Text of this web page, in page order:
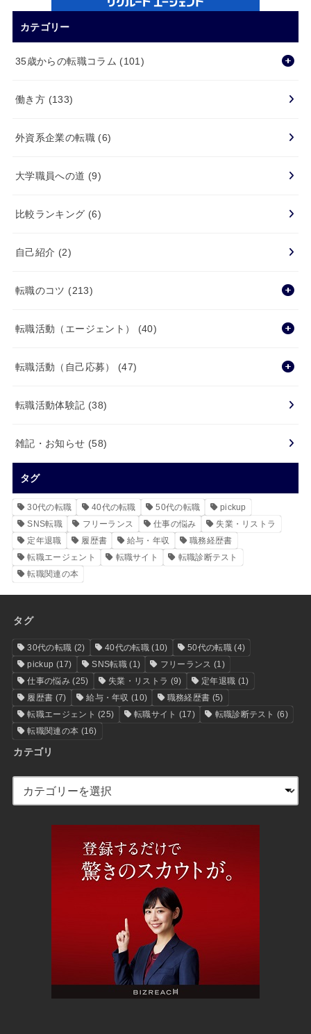
カテゴリー
35歳からの転職コラム (101)
働き方 (133)
外資系企業の転職 (6)
大学職員への道 (9)
比較ランキング (6)
自己紹介 (2)
転職のコツ (213)
転職活動（エージェント） (40)
転職活動（自己応募） (47)
転職活動体験記 (38)
雑記・お知らせ (58)
タグ
30代の転職 40代の転職 50代の転職
pickup
SNS転職
フリーランス 仕事の悩み
失業・リストラ
定年退職
履歴書 給与・年収
職務経歴書
転職エージェント
転職サイト
転職診断テスト
転職関連の本
タグ
30代の転職 (2) 40代の転職 (10) 50代の転職 (4)
pickup (17) SNS転職 (1) フリーランス (1)
仕事の悩み(25) 失業・リストラ (9) 定年退職 (1)
履歴書 (7) 給与・年収 (10) 職務経歴書 (5)
転職エージェント (25) 転職サイト (17) 転職診断テスト (6)
転職関連の本 (16)
カテゴリ